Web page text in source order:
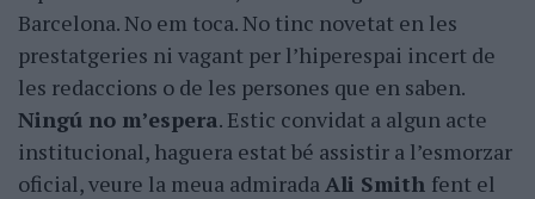
Barcelona. No em toca. No tinc novetat en les
prestatgeries ni vagant per l’hiperespai incert de
les redaccions o de les persones que en saben.
Ningú no m’espera. Estic convidat a algun acte
institucional, haguera estat bé assistir a l’esmorzar
oficial, veure la meua admiradaAli Smith fent el